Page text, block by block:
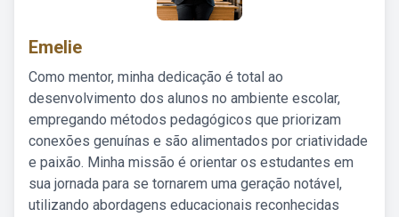
Emelie
Como mentor, minha dedicação é total ao
desenvolvimento dos alunos no ambiente escolar,
empregando métodos pedagógicos que priorizam
conexões genuínas e são alimentados por criatividade
e paixão. Minha missão é orientar os estudantes em
sua jornada para se tornarem uma geração notável,
utilizando abordagens educacionais reconhecidas